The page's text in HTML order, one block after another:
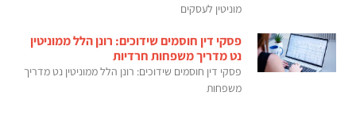
מוניטין לעסקים
פסקי דין חוסמים שידוכים: רונן הלל ממוניטין
נט מדריך משפחות חרדיות
פסקי דין חוסמים שידוכים: רונן הלל ממוניטין נט מדריך
משפחות